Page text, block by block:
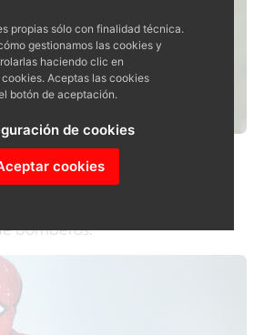
de Bomberos
bomberos.
propias sólo con finalidad técnica.
gestionamos las cookies y
haciendo clic en
Aceptas las cookies
botón de aceptación.
de cookies
cookies